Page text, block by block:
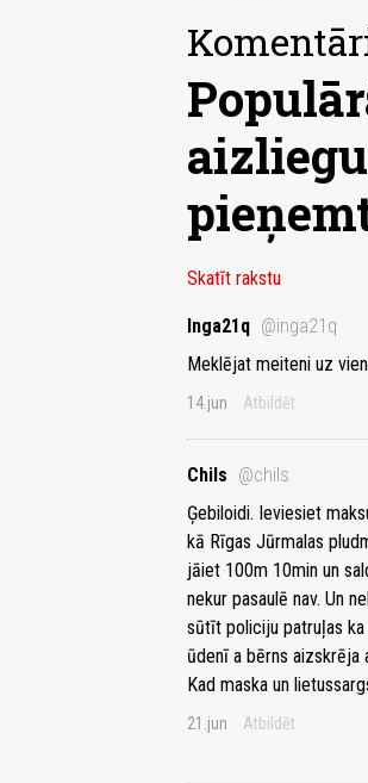
Skatīt rakstu
Inga21q @inga21q
Meklējat meiteni uz
14.jun Atbildēt
Chils @chils
Ģebiloidi. Ieviesiet
kā Rīgas Jūrmalas
jāiet 100m 10min un
nekur pasaulē nav. Un
sūtīt policiju patruļas
ūdenī a bērns aizskrēja
Kad maska un
21.jun Atbildēt